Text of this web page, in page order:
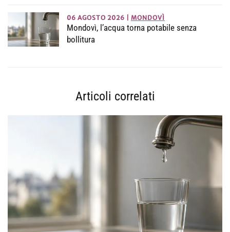
06 AGOSTO 2026 MONDOVÌ
Mondovì, l’acqua torna potabile senza
bollitura
Articoli correlati